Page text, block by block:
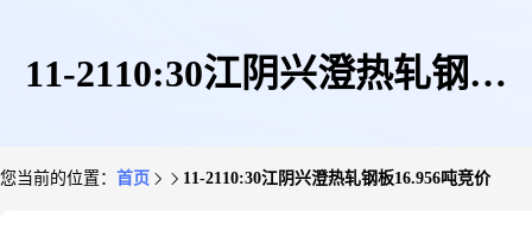
11-2110:30江阴兴澄热轧钢板
您当前的位置： 首页 11-2110:30江阴兴澄热轧钢板16.956吨竞价